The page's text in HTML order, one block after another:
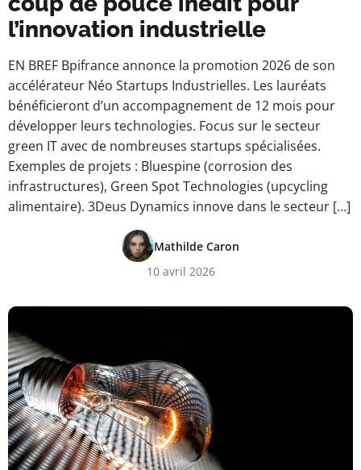
l’innovation industrielle
EN BREF Bpifrance annonce la promotion 2026 de son
accélérateur Néo Startups Industrielles. Les lauréats
bénéficieront d’un accompagnement de 12 mois pour
développer leurs technologies. Focus sur le secteur
green IT avec de nombreuses startups spécialisées.
Exemples de projets : Bluespine (corrosion des
infrastructures), Green Spot Technologies (upcycling
alimentaire). 3Deus Dynamics innove dans le secteur […]
Mathilde Caron
10 avril 2026